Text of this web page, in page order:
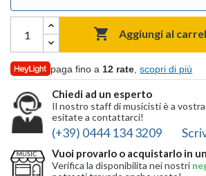
 Aggiungi al
paga fino a 12 rate ,scopri di più
Chiedi ad un esperto
Il nostro staff di musicisti è a
esitate a contattarci!
(+39) 0444 134 3209
Vuoi provarlo o acquistarlo in
Verifica la disponibilita nei nostri